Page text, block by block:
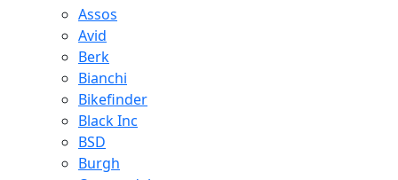
Assos
Avid
Berk
Bianchi
Bikefinder
Black Inc
BSD
Burgh